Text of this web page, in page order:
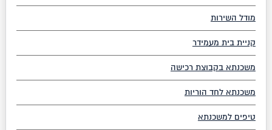
מודל השירות
קניית בית מעמידר
משכנתא בקבוצת רכישה
משכנתא לחד הוריות
טיפים למשכנתא